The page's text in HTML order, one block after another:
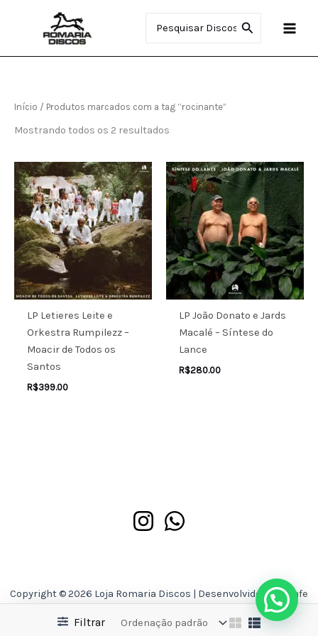
conteúdo
Início / Produtos marcados com a tag “rocinante”
Mostrando todos os 2 resultados
Filtrar
LP Letieres Leite e
Orkestra Rumpilezz –
Moacir de Todos os
Santos
R$399.00
LP João Donato e Jards
Macalé – Síntese do
Lance
R$280.00
Copyright © 2026 Loja Romaria Discos | Desenvolvido porAsafe